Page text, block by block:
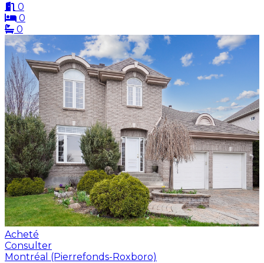
0
0
0
Acheté
Consulter
Montréal (Pierrefonds-Roxboro)